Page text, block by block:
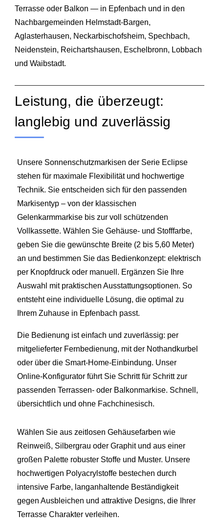
Terrasse oder Balkon — in Epfenbach und in den
Nachbargemeinden Helmstadt‑Bargen,
Aglasterhausen, Neckarbischofsheim, Spechbach,
Neidenstein, Reichartshausen, Eschelbronn, Lobbach
und Waibstadt.
Leistung, die überzeugt:
langlebig und zuverlässig
Unsere Sonnenschutzmarkisen der Serie Eclipse
stehen für maximale Flexibilität und hochwertige
Technik. Sie entscheiden sich für den passenden
Markisentyp – von der klassischen
Gelenkarmmarkise bis zur voll schützenden
Vollkassette. Wählen Sie Gehäuse- und Stofffarbe,
geben Sie die gewünschte Breite (2 bis 5,60 Meter)
an und bestimmen Sie das Bedienkonzept: elektrisch
per Knopfdruck oder manuell. Ergänzen Sie Ihre
Auswahl mit praktischen Ausstattungsoptionen. So
entsteht eine individuelle Lösung, die optimal zu
Ihrem Zuhause in Epfenbach passt.
Die Bedienung ist einfach und zuverlässig: per
mitgelieferter Fernbedienung, mit der Nothandkurbel
oder über die Smart‑Home‑Einbindung. Unser
Online‑Konfigurator führt Sie Schritt für Schritt zur
passenden Terrassen‑ oder Balkonmarkise. Schnell,
übersichtlich und ohne Fachchinesisch.
Wählen Sie aus zeitlosen Gehäusefarben wie
Reinweiß, Silbergrau oder Graphit und aus einer
großen Palette robuster Stoffe und Muster. Unsere
hochwertigen Polyacrylstoffe bestechen durch
intensive Farbe, langanhaltende Beständigkeit
gegen Ausbleichen und attraktive Designs, die Ihrer
Terrasse Charakter verleihen.